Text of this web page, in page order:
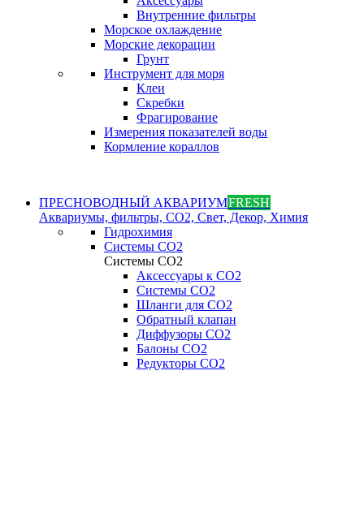
Внутренние фильтры
Морское охлаждение
Морские декорации
Грунт
Инструмент для моря
Клеи
Скребки
Фрагирование
Измерения показателей воды
Кормление кораллов
ПРЕСНОВОДНЫЙ АКВАРИУМFRESH
Аквариумы, фильтры, СО2, Свет, Декор, Химия
Гидрохимия
Системы СО2
Системы СО2
Аксессуары к СО2
Системы СО2
Шланги для CO2
Обратный клапан
Диффузоры СO2
Балоны CO2
Редукторы CO2